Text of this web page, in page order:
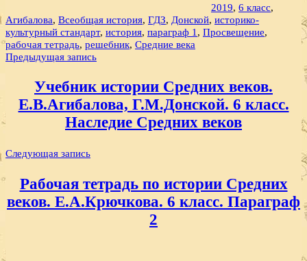
2019, 6 класс,
Агибалова, Всеобщая история, ГДЗ, Донской, историко-
культурный стандарт, история, параграф 1 , Просвещение,
рабочая тетрадь, решебник, Средние века
Навигация
записям
Предыдущая запись
Учебник истории Средних веков.
Е.В.Агибалова, Г.М.Донской. 6 класс.
Наследие Средних веков
Следующая запись
Рабочая тетрадь по истории Средних
веков. Е.А.Крючкова. 6 класс. Параграф
2